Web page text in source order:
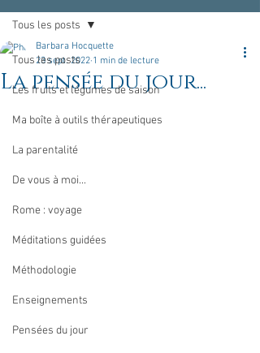
Tous les posts
Les fruits et légumes de saison
Ma boîte à outils thérapeutiques
La parentalité
De vous à moi...
Rome : voyage
Méditations guidées
Méthodologie
Enseignements
Pensées du jour
Tous les posts
La pensée du jour...
Barbara Hocquette
23 sept. 2022 1 min de lecture